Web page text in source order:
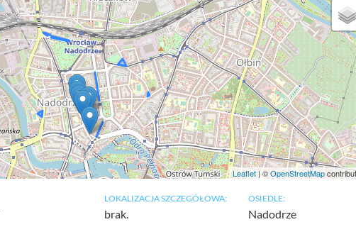
Leaflet| ©OpenStreetMap
LOKALIZACJA SZCZEGÓŁOWA:
brak.
OSIEDLE:
Nadodrze